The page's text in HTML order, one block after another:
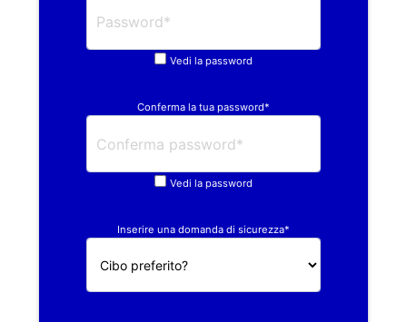
Vedi la password
Conferma la tua password*
Vedi la password
Inserire una domanda di sicurezza*